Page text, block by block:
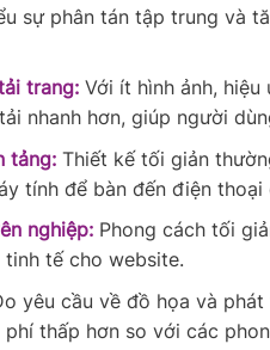
sự phân tán tập trung và
trang:Với ít hình ảnh, hiệu
nhanh hơn, giúp người
tảng:Thiết kế tối giản
tính để bàn đến điện thoại
nghiệp:Phong cách tối
tinh tế cho website.
yêu cầu về đồ họa và
thấp hơn so với các